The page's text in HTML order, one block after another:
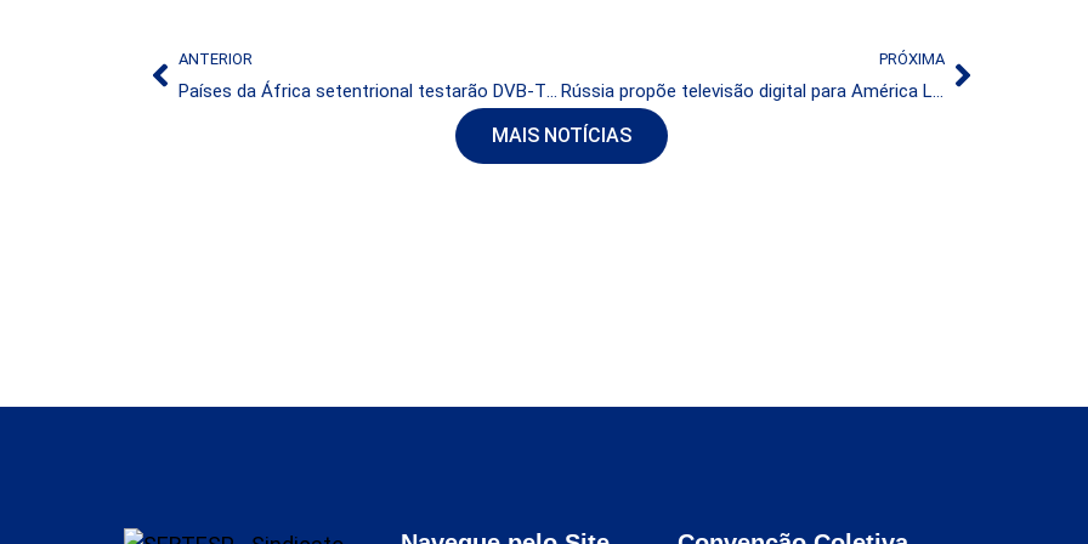
ANTERIOR
Países da África setentrional testarão DVB-T e ISDB-Tb
PRÓXIMA
Rússia propõe televisão digital para América Latina
MAIS NOTÍCIAS